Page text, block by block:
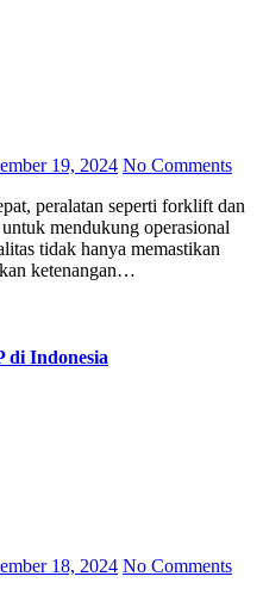
19, 2024 No Comments
mendukung operasional
tidak hanya memastikan
ketenangan…
di Indonesia
18, 2024 No Comments